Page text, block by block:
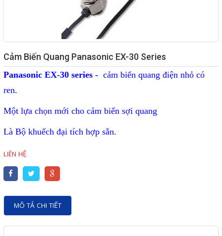
Cảm Biến Quang Panasonic EX-30 Series
Panasonic EX-30 series - cảm biến quang điện nhỏ có
ren.
Một lựa chọn mới cho cảm biến sợi quang
Là Bộ khuếch đại tích hợp sẵn.
LIÊN HỆ
MÔ TẢ CHI TIẾT
Giải pháp quản lý bằng mã
Bảng điện tử năng suất
Máy dò kim loại
Màn hình cảm ứng HMI
PLC - Bộ lập trình PLC
Máy tính công nghiệp